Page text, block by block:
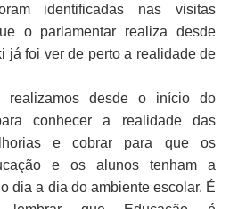
identificadas nas visitas
o parlamentar realiza desde
já foi ver de perto a realidade de
realizamos desde o início do
conhecer a realidade das
e cobrar para que os
e os alunos tenham a
dia a dia do ambiente escolar. É